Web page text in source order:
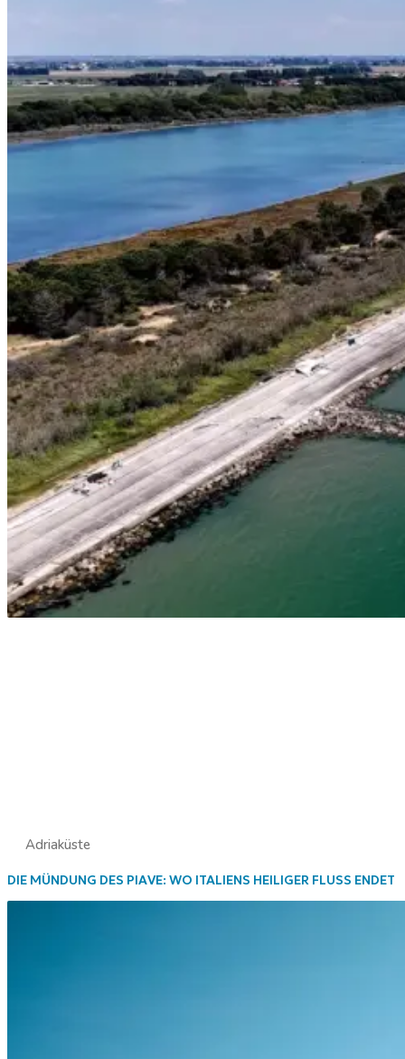
Adriaküste
DIE MÜNDUNG DES PIAVE: WO ITALIENS HEILIGER FLUSS ENDET